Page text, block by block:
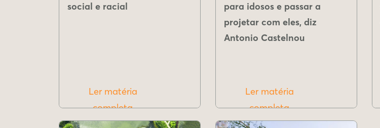
social e racial
Ler matéria
completa
para idosos e passar a
projetar com eles, diz
Antonio Castelnou
Ler matéria
completa